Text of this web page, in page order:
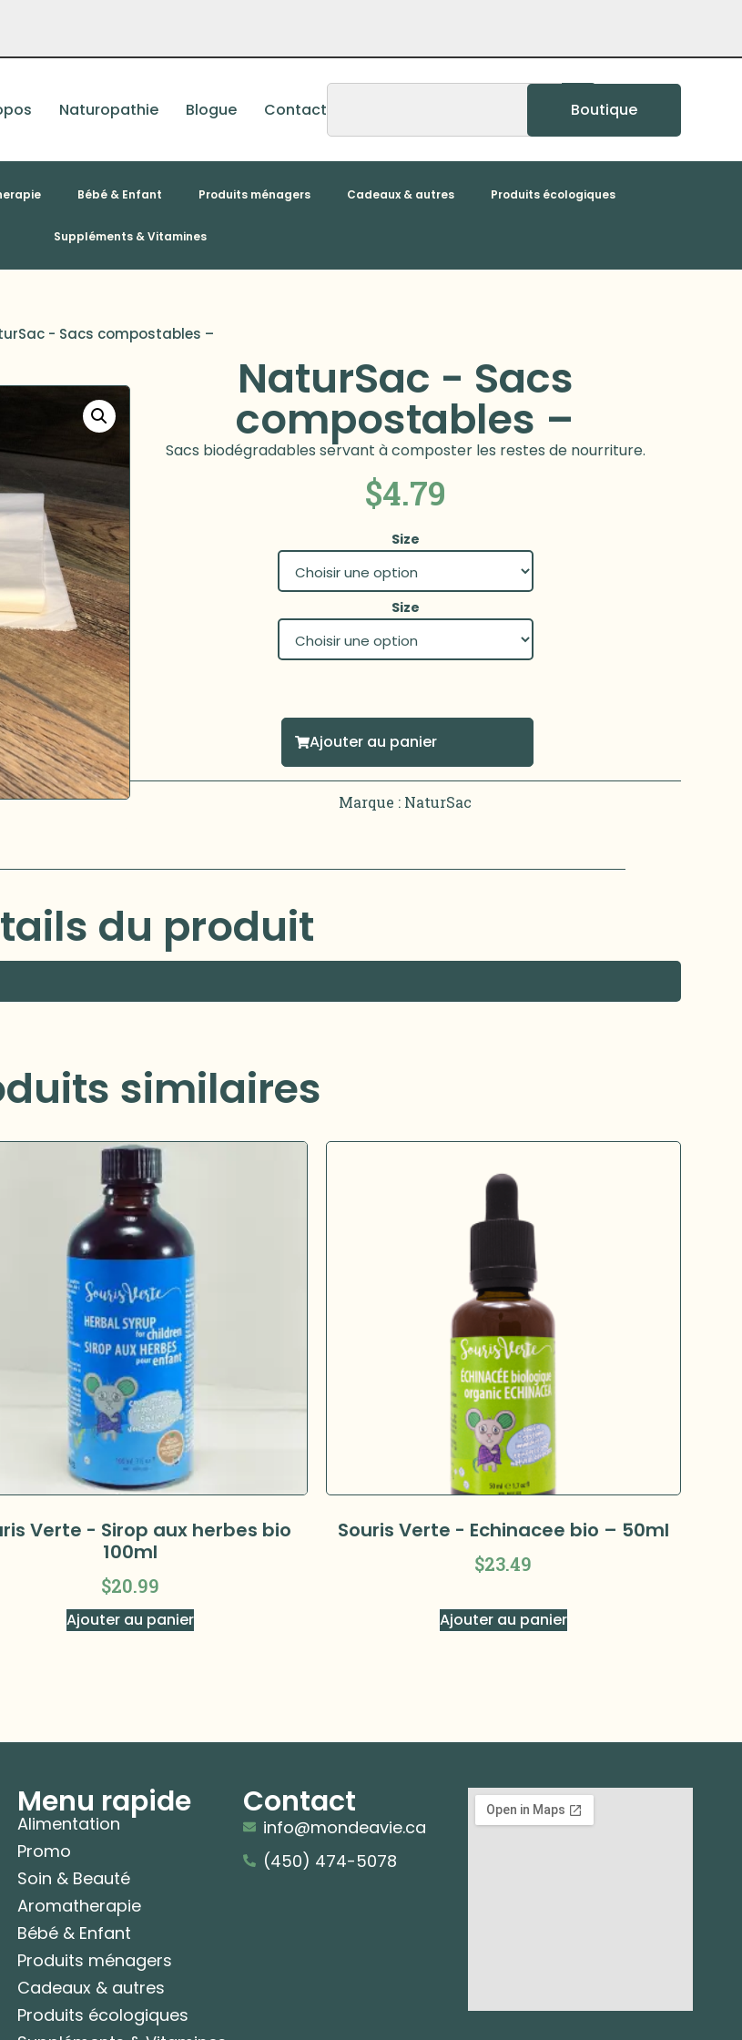
Naturopathie Blogue Contact Boutique
Bébé & Enfant Produits ménagers Cadeaux & autres Produits écologiques
Suppléments & Vitamines
- Sacs compostables –
NaturSac - Sacs
compostables –
Sacs biodégradables servant à composter les restes de nourriture.
$4.79
Size
Size
Ajouter au panier
Marque : NaturSac
du produit
similaires
Verte - Sirop aux herbes bio
100ml
$20.99
Ajouter au panier
Souris Verte - Echinacee bio – 50ml
$23.49
Ajouter au panier
Menu rapide
Alimentation
Promo
Soin & Beauté
Aromatherapie
Bébé & Enfant
Produits ménagers
Cadeaux & autres
Produits écologiques
Contact
info@mondeavie.ca
(450) 474-5078